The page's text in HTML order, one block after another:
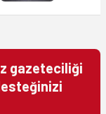
gazeteciliği